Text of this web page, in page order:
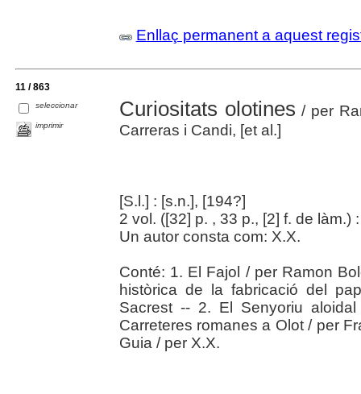
Enllaç permanent a aquest
11 / 863
seleccionar
imprimir
Curiositats olotines / per
Carreras i Candi, [et al.]
[S.l.] : [s.n.], [194?]
2 vol. ([32] p. , 33 p., [2] f. de làm.)
Un autor consta com: X.X.
Conté: 1. El Fajol / per Ramon
històrica de la fabricació del
Sacrest -- 2. El Senyoriu
Carreteres romanes a Olot / per
Guia / per X.X.